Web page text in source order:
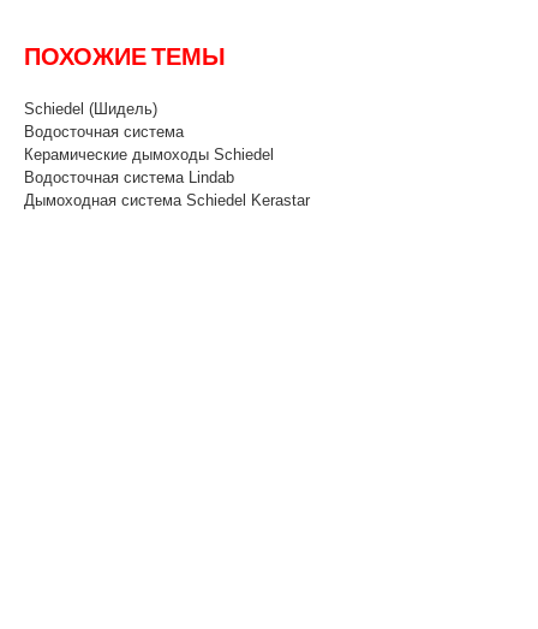
ПОХОЖИЕ ТЕМЫ
Schiedel (Шидель)
Водосточная система
Керамические дымоходы Schiedel
Водосточная система Lindab
Дымоходная система Schiedel Kerastar